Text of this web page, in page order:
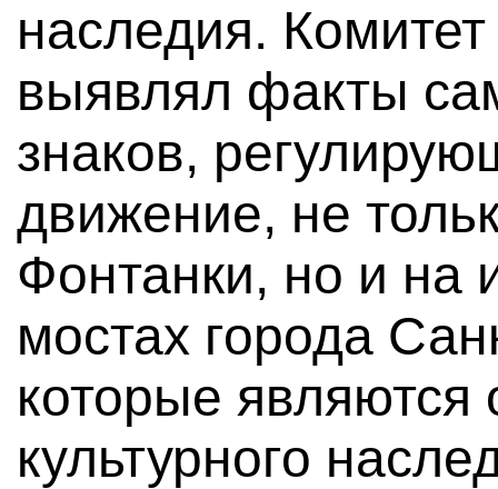
наследия.
выявлял факты
знаков,
движение, не
Фонтанки, но и на
мостах города
которые являются
культурного